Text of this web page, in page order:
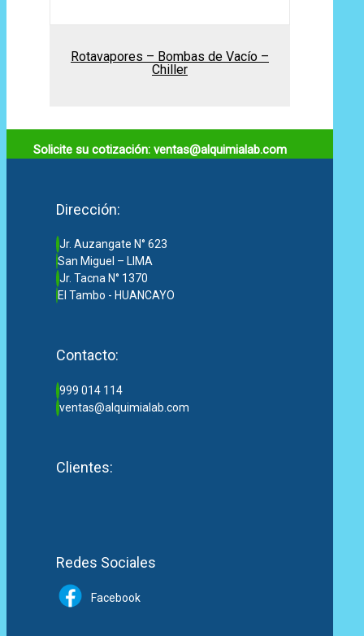
Rotavapores – Bombas de Vacío –
Chiller
Solicite su cotización: ventas@alquimialab.com
Dirección:
Jr. Auzangate N° 623
San Miguel – LIMA
Jr. Tacna N° 1370
El Tambo - HUANCAYO
Contacto:
999 014 114
ventas@alquimialab.com
Clientes:
Redes Sociales
Facebook